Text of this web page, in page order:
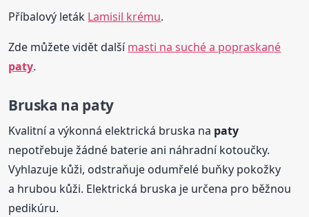
Příbalový leták Lamisil krému.
Zde můžete vidět dalšímasti na suché a popraskané
paty.
Bruska na paty
Kvalitní a výkonná elektrická bruska na paty
nepotřebuje žádné baterie ani náhradní kotoučky.
Vyhlazuje kůži, odstraňuje odumřelé buňky pokožky
a hrubou kůži. Elektrická bruska je určena pro běžnou
pedikúru.